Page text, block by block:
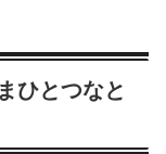
ひとつなと